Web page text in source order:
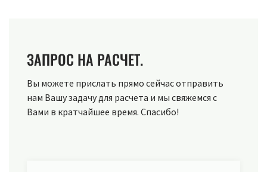
ЗАПРОС НА РАСЧЕТ.
Вы можете прислать прямо сейчас отправить
нам Вашу задачу для расчета и мы свяжемся с
Вами в кратчайшее время. Спасибо!